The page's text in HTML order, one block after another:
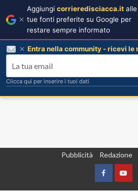
Pubblicità Redazione
Facebook
Aggiungi corrieredisciacca.it alle
tue fonti preferite su Google per
restare sempre informato
Entra nella community - ricevi le
Clicca qui per inserire i tuoi dati